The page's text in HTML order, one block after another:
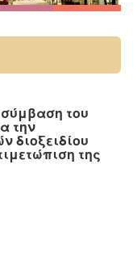
του
την
διοξειδίου
της